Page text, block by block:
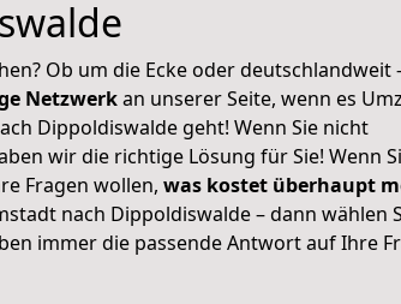
Ob um die Ecke oder deutschlandweit
Netzwerkan unserer Seite, wenn es
Dippoldiswalde geht! Wenn Sie nicht
wir die richtige Lösung für Sie! Wenn
Fragen wollen, was kostet überhaupt
nach Dippoldiswalde – dann wählen
immer die passende Antwort auf Ihre